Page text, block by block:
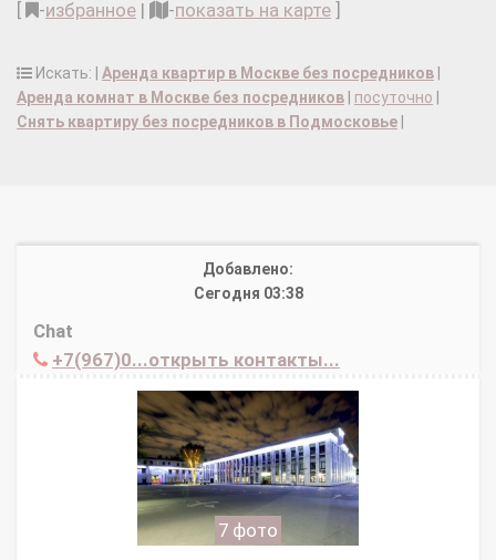
-избранное | -показать на карте
Искать: | Аренда квартир в Москве без посредников
Аренда комнат в Москве без посредников
посуточно
Снять квартиру без посредников в Подмосковье
Добавлено:
Сегодня 03:38
Chat
+7(967)0...открыть контакты...
7 фото